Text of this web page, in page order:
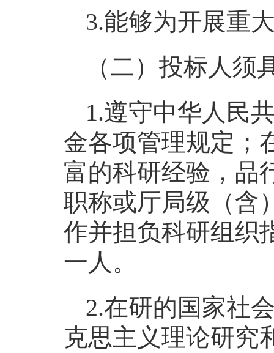
3.能够为开展重
（二）投标人须
1.遵守中华人民
金各项管理规定；
富的科研经验，品
职称或厅局级（含
作并担负科研组织
一人。
2.在研的国家社
克思主义理论研究